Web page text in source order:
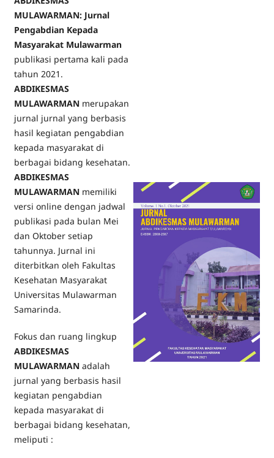
MULAWARMAN: Jurnal
Pengabdian Kepada
Masyarakat Mulawarman
publikasi pertama kali pada
tahun 2021.
ABDIKESMAS
MULAWARMAN merupakan
jurnal jurnal yang berbasis
hasil kegiatan pengabdian
kepada masyarakat di
berbagai bidang kesehatan.
ABDIKESMAS
MULAWARMAN memiliki
versi online dengan jadwal
publikasi pada bulan Mei
dan Oktober setiap
tahunnya. Jurnal ini
diterbitkan oleh Fakultas
Kesehatan Masyarakat
Universitas Mulawarman
Samarinda.
Fokus dan ruang lingkup
ABDIKESMAS
MULAWARMAN adalah
jurnal yang berbasis hasil
kegiatan pengabdian
kepada masyarakat di
berbagai bidang kesehatan,
meliputi :